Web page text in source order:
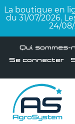
La boutique en
du 31/07/2026.
24/
Qui sommes-
Se connecter